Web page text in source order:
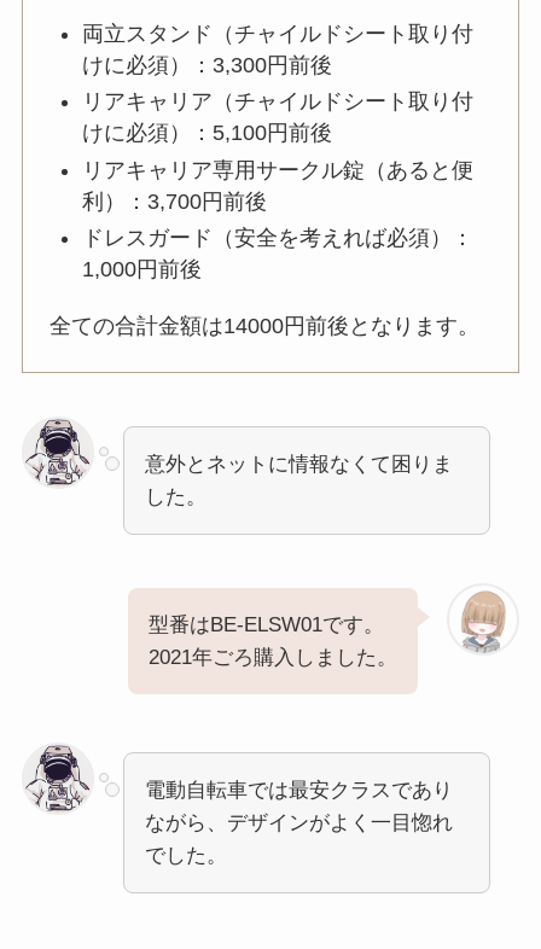
両立スタンド（チャイルドシート取り付
けに必須）：3,300円前後
リアキャリア（チャイルドシート取り付
けに必須）：5,100円前後
リアキャリア専用サークル錠（あると便
利）：3,700円前後
ドレスガード（安全を考えれば必須）：
1,000円前後
全ての合計金額は14000円前後となります。
意外とネットに情報なくて困りま
した。
型番はBE-ELSW01です。
2021年ごろ購入しました。
電動自転車では最安クラスであり
ながら、デザインがよく一目惚れ
でした。